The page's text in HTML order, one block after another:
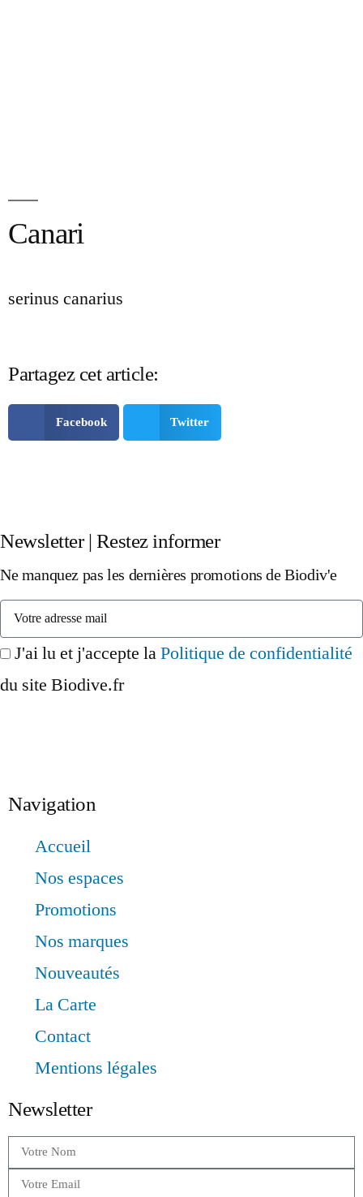
Canari
serinus canarius
Partagez cet article:
Facebook Twitter
Newsletter | Restez informer
Ne manquez pas les dernières promotions de Biodiv'e
J'ai lu et j'accepte laPolitique de confidentialité
du site Biodive.fr
Navigation
Accueil
Nos espaces
Promotions
Nos marques
Nouveautés
La Carte
Contact
Mentions légales
Newsletter